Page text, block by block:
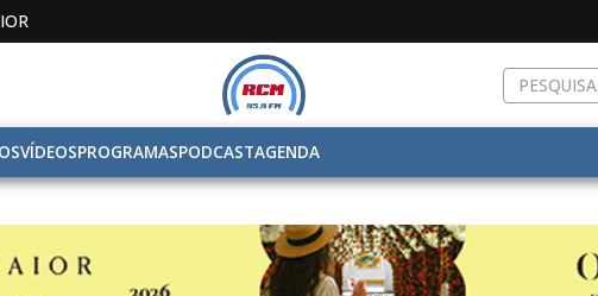
VÍDEOSPROGRAMASPODCASTAGENDA